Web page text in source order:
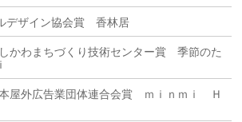
デザイン協会賞 香林居
かわまちづくり技術センター賞 季節のた
屋外広告業団体連合会賞 ｍｉｎｍｉ Ｈ